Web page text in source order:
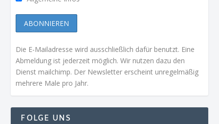
Die E-Mailadresse wird ausschließlich dafür benutzt. Eine
Abmeldung ist jederzeit möglich. Wir nutzen dazu den
Dienst mailchimp. Der Newsletter erscheint unregelmäßig
mehrere Male pro Jahr.
FOLGE UNS